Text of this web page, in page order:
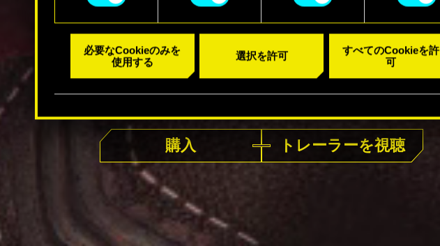
必要なCookieのみを
使用する
選択を許可
すべてのCookieを許
可
好評発売中
購入 トレーラーを視聴